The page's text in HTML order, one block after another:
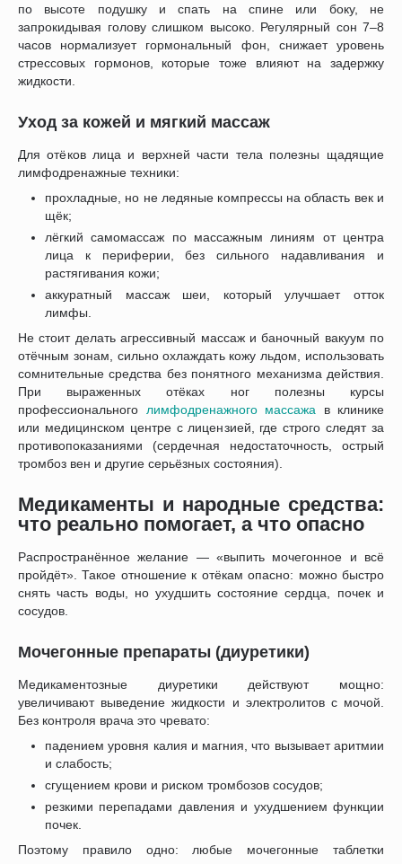
по высоте подушку и спать на спине или боку, не
запрокидывая голову слишком высоко. Регулярный сон 7–8
часов нормализует гормональный фон, снижает уровень
стрессовых гормонов, которые тоже влияют на задержку
жидкости.
Уход за кожей и мягкий массаж
Для отёков лица и верхней части тела полезны щадящие
лимфодренажные техники:
прохладные, но не ледяные компрессы на область век и
щёк;
лёгкий самомассаж по массажным линиям от центра
лица к периферии, без сильного надавливания и
растягивания кожи;
аккуратный массаж шеи, который улучшает отток
лимфы.
Не стоит делать агрессивный массаж и баночный вакуум по
отёчным зонам, сильно охлаждать кожу льдом, использовать
сомнительные средства без понятного механизма действия.
При выраженных отёках ног полезны курсы
профессионального лимфодренажного массажа в клинике
или медицинском центре с лицензией, где строго следят за
противопоказаниями (сердечная недостаточность, острый
тромбоз вен и другие серьёзных состояния).
Медикаменты и народные средства:
что реально помогает, а что опасно
Распространённое желание — «выпить мочегонное и всё
пройдёт». Такое отношение к отёкам опасно: можно быстро
снять часть воды, но ухудшить состояние сердца, почек и
сосудов.
Мочегонные препараты (диуретики)
Медикаментозные диуретики действуют мощно:
увеличивают выведение жидкости и электролитов с мочой.
Без контроля врача это чревато:
падением уровня калия и магния, что вызывает аритмии
и слабость;
сгущением крови и риском тромбозов сосудов;
резкими перепадами давления и ухудшением функции
почек.
Поэтому правило одно: любые мочегонные таблетки